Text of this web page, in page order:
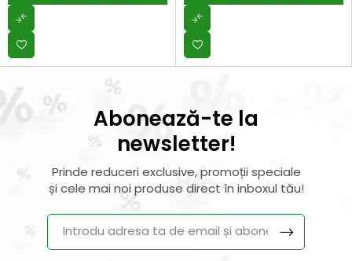
Abonează-te la
newsletter!
Prinde reduceri exclusive, promoții speciale
și cele mai noi produse direct în inboxul tău!